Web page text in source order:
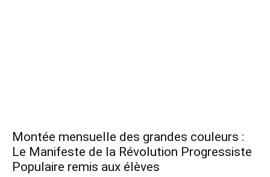
Montée mensuelle des grandes couleurs :
Le Manifeste de la Révolution Progressiste
Populaire remis aux élèves